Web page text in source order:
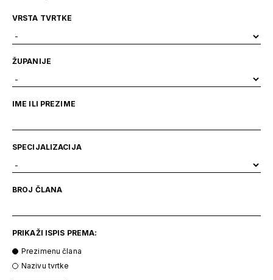
VRSTA TVRTKE
ŽUPANIJE
IME ILI PREZIME
SPECIJALIZACIJA
BROJ ČLANA
PRIKAŽI ISPIS PREMA:
Prezimenu člana
Nazivu tvrtke